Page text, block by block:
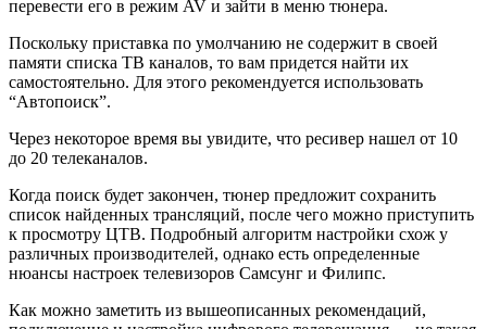
перевести его в режим AV и зайти в меню тюнера.
Поскольку приставка по умолчанию не содержит в своей
памяти списка ТВ каналов, то вам придется найти их
самостоятельно. Для этого рекомендуется использовать
“Автопоиск”.
Через некоторое время вы увидите, что ресивер нашел от 10
до 20 телеканалов.
Когда поиск будет закончен, тюнер предложит сохранить
список найденных трансляций, после чего можно приступить
к просмотру ЦТВ. Подробный алгоритм настройки схож у
различных производителей, однако есть определенные
нюансы настроек телевизоров Самсунг и Филипс.
Как можно заметить из вышеописанных рекомендаций,